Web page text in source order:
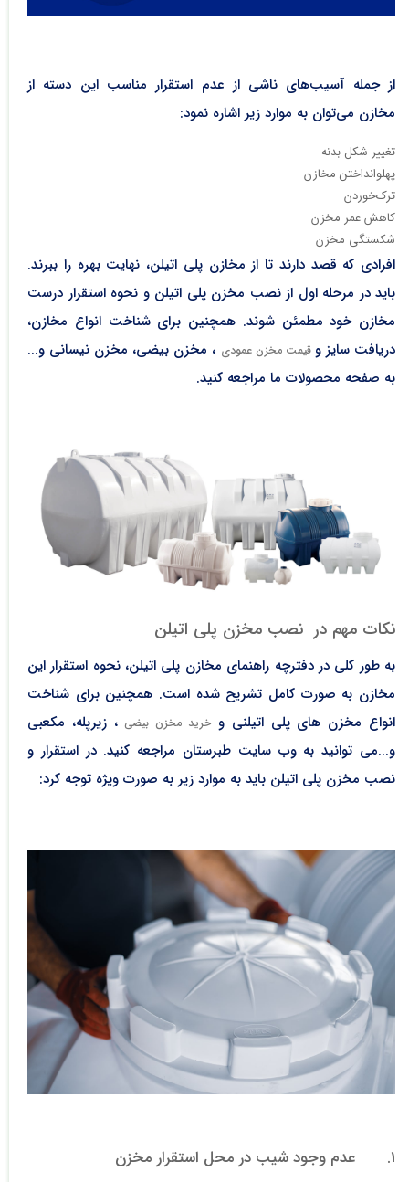
از جمله آسیب‌های ناشی از عدم استقرار مناسب این دسته از
مخازن می‌توان به موارد زیر اشاره نمود:
تغییر شکل بدنه
پهلوانداختن مخازن
ترک‌خوردن
کاهش عمر مخزن
شکستگی مخزن
افرادی که قصد دارند تا از مخازن پلی اتیلن، نهایت بهره را ببرند.
باید در مرحله اول از نصب مخزن پلی اتیلن و نحوه استقرار درست
مخازن خود مطمئن شوند. همچنین برای شناخت انواع مخازن،
دریافت سایز و قیمت مخزن عمودی ، مخزن بیضی، مخزن نیسانی و...
به صفحه محصولات ما مراجعه کنید.
نکات مهم در نصب مخزن پلی اتیلن
به طور کلی در دفترچه راهنمای مخازن پلی اتیلن، نحوه استقرار این
مخازن به صورت کامل تشریح شده است. همچنین برای شناخت
انواع مخزن های پلی اتیلنی و خرید مخزن بیضی، زیرپله، مکعبی
و...می توانید به وب سایت طبرستان مراجعه کنید. در استقرار و
نصب مخزن پلی اتیلن باید به موارد زیر به صورت ویژه توجه کرد:
1. عدم وجود شیب در محل استقرار مخزن